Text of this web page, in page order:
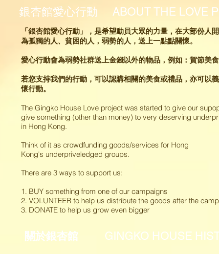
「銀杏館愛心行動」，是希望動員大眾的力量，在大部份人
為孤獨的人、貧困的人，弱勢的人，送上一點點關懷。
愛心行動會為弱勢社群送上金錢以外的物品，例如：賀節美
若您支持我們的行動，可以認購相關的美食或禮品，亦可以
懷行動。
The Gingko House Love project was started to give our
give something (other than money) to very deserving
in Hong Kong.
Think of it as crowdfunding goods/services for Hong
Kong's underpriveledged groups.
There are 3 ways to support us:
1. BUY something from one of our campaigns
2. VOLUNTEER to help us distribute the goods after the
3. DONATE to help us grow even bigger
關於銀杏館 GINGKO HOUSE
銀杏館愛心行動 ABOUT THE LOVE